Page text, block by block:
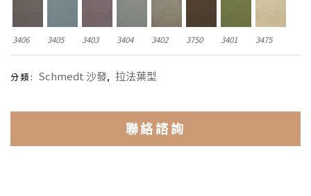
3406 3405 3403 3404 3402 3750 3401 3475
分類: Schmedt 沙發, 拉法葉型
聯絡諮詢